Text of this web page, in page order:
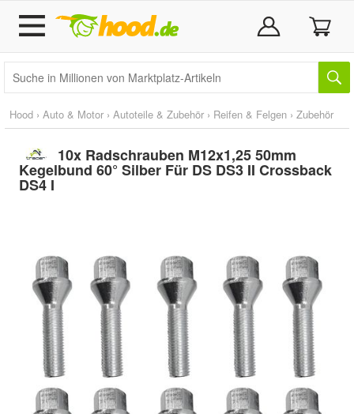
Hood › Auto & Motor › Autoteile & Zubehör › Reifen & Felgen › Zubehör
10x Radschrauben M12x1,25 50mm
Kegelbund 60° Silber Für DS DS3 II Crossback
DS4 I